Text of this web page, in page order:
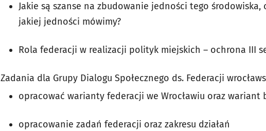
Jakie są szanse na zbudowanie jedności tego środowiska,
jakiej jedności mówimy?
Rola federacji w realizacji polityk miejskich – ochrona III
Zadania dla Grupy Dialogu Społecznego ds. Federacji
opracować warianty federacji we Wrocławiu oraz wariant
opracowanie zadań federacji oraz zakresu działań